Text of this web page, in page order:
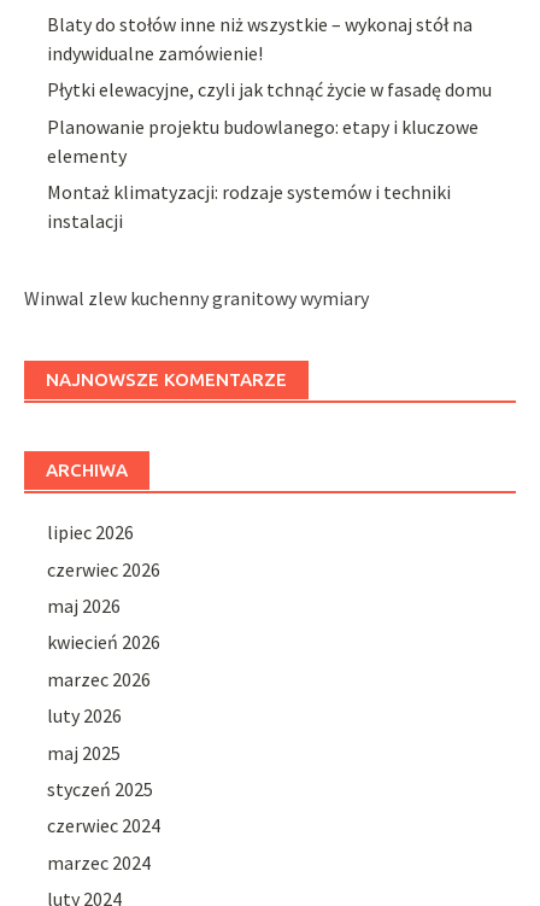
Blaty do stołów inne niż wszystkie – wykonaj stół na
indywidualne zamówienie!
Płytki elewacyjne, czyli jak tchnąć życie w fasadę domu
Planowanie projektu budowlanego: etapy i kluczowe
elementy
Montaż klimatyzacji: rodzaje systemów i techniki
instalacji
Winwal zlew kuchenny granitowy wymiary
NAJNOWSZE KOMENTARZE
ARCHIWA
lipiec 2026
czerwiec 2026
maj 2026
kwiecień 2026
marzec 2026
luty 2026
maj 2025
styczeń 2025
czerwiec 2024
marzec 2024
luty 2024